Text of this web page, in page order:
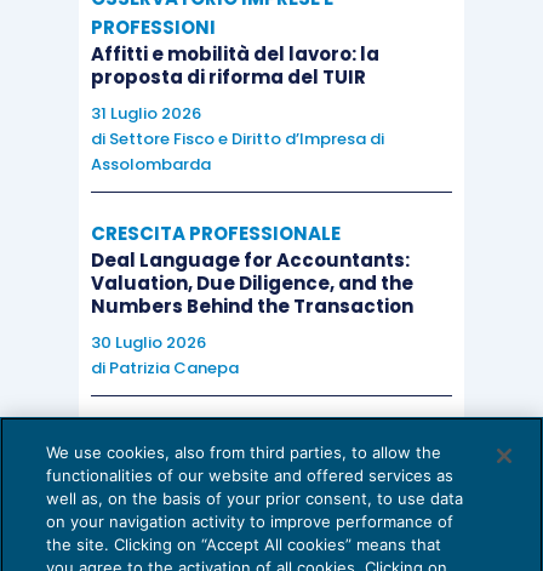
PROFESSIONI
Affitti e mobilità del lavoro: la
proposta di riforma del TUIR
31 Luglio 2026
di Settore Fisco e Diritto d’Impresa di
Assolombarda
CRESCITA PROFESSIONALE
Deal Language for Accountants:
Valuation, Due Diligence, and the
Numbers Behind the Transaction
30 Luglio 2026
di Patrizia Canepa
EU AI Act e studi professionali: le
scadenze concrete
27 Luglio 2026
di Diego BarberieStefano Dovier
We use cookies, also from third parties, to allow the
functionalities of our website and offered services as
well as, on the basis of your prior consent, to use data
on your navigation activity to improve performance of
the site. Clicking on “Accept All cookies” means that